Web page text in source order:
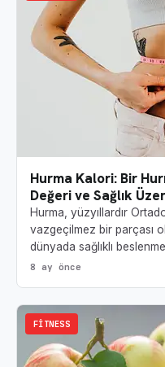
Hurma Kalori: Bir
Değeri ve Sağlık
Hurma, yüzyıllardır
vazgeçilmez bir parçası
dünyada sağlıklı
8 ay önce
FITNESS